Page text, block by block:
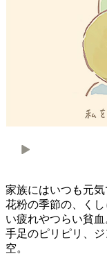
家族にはいつも元気
花粉の季節の、く
い疲れやつらい貧血
手足のピリピリ、
空。